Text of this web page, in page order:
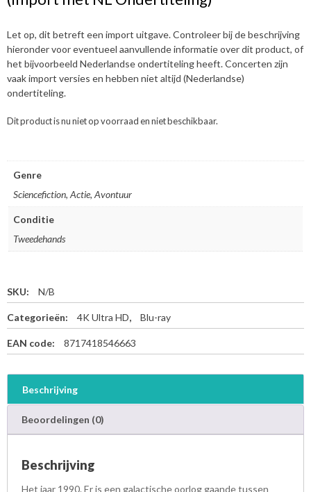
Let op, dit betreft een import uitgave. Controleer bij de beschrijving
hieronder voor eventueel aanvullende informatie over dit product, of
het bijvoorbeeld Nederlandse ondertiteling heeft. Concerten zijn
vaak import versies en hebben niet altijd (Nederlandse)
ondertiteling.
Dit product is nu niet op voorraad en niet beschikbaar.
Genre
Sciencefiction, Actie, Avontuur
Conditie
Tweedehands
SKU: N/B
Categorieën: 4K Ultra HD, Blu-ray
EAN code: 8717418546663
Beschrijving
Beoordelingen (0)
Beschrijving
Het jaar 1990. Er is een galactische oorlog gaande tussen